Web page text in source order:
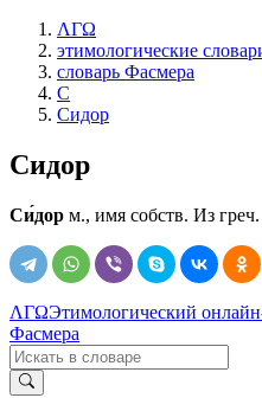
ΛΓΩ
этимологические
словарь Фасмера
С
Сидор
Сидор
Си́дор м., имя собств. Из греч.
ΛΓΩЭтимологический
Фасмера